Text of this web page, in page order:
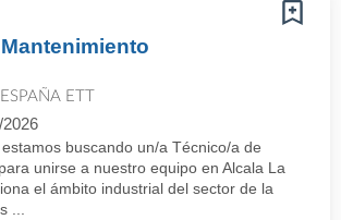
ETT
buscando un/a Técnico/a de
unirse a nuestro equipo en Alcala La
el ámbito industrial del sector de la
...